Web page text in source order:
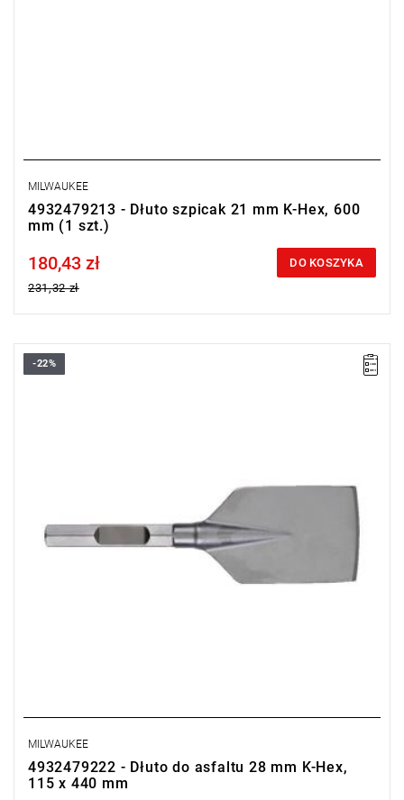
MILWAUKEE
4932479213 - Dłuto szpicak 21 mm K-Hex, 600
mm (1 szt.)
Price tax included
180,43 zł
231,32 zł
DO KOSZYKA
To dłuto idealnie nadaje się do cięcia asfaltu podczas budowy
-22%
MILWAUKEE
4932479222 - Dłuto do asfaltu 28 mm K-Hex,
115 x 440 mm